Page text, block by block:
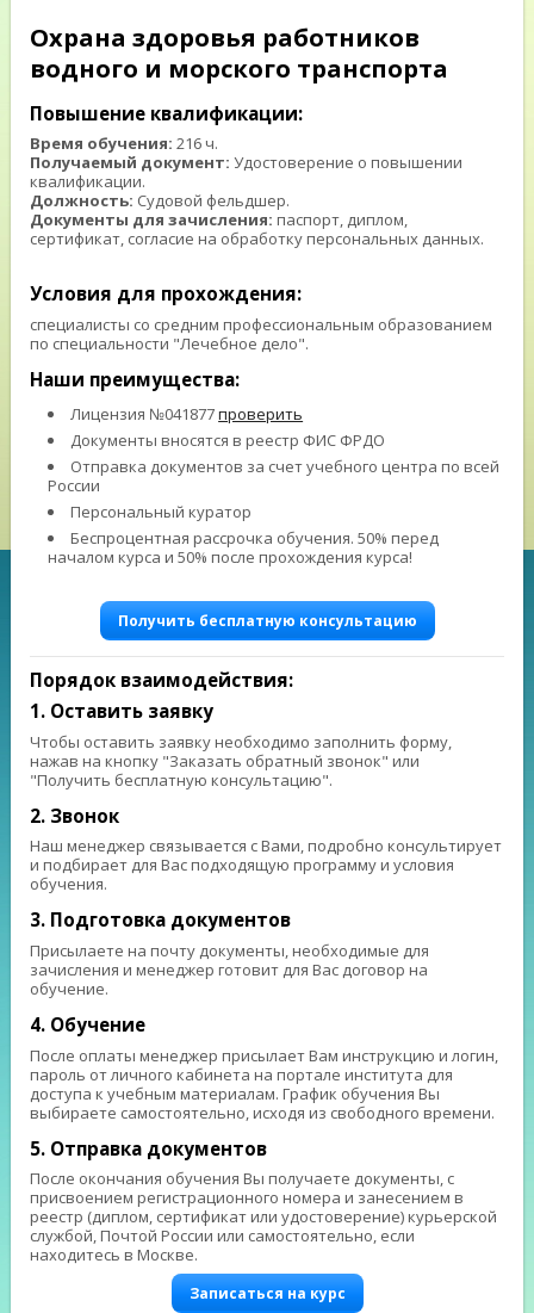
Охрана здоровья работников
водного и морского транспорта
Повышение квалификации:
Время обучения: 216 ч.
Получаемый документ: Удостоверение о повышении
квалификации.
Должность: Судовой фельдшер.
Документы для зачисления: паспорт, диплом,
сертификат, согласие на обработку персональных данных.
Условия для прохождения:
специалисты со средним профессиональным образованием
по специальности "Лечебное дело".
Наши преимущества:
Лицензия №041877проверить
Документы вносятся в реестр ФИС ФРДО
Отправка документов за счет учебного центра по всей
России
Персональный куратор
Беспроцентная рассрочка обучения. 50% перед
началом курса и 50% после прохождения курса!
Получить бесплатную консультацию
Порядок взаимодействия:
1. Оставить заявку
Чтобы оставить заявку необходимо заполнить форму,
нажав на кнопку "Заказать обратный звонок" или
"Получить бесплатную консультацию".
2. Звонок
Наш менеджер связывается с Вами, подробно консультирует
и подбирает для Вас подходящую программу и условия
обучения.
3. Подготовка документов
Присылаете на почту документы, необходимые для
зачисления и менеджер готовит для Вас договор на
обучение.
4. Обучение
После оплаты менеджер присылает Вам инструкцию и логин,
пароль от личного кабинета на портале института для
доступа к учебным материалам. График обучения Вы
выбираете самостоятельно, исходя из свободного времени.
5. Отправка документов
После окончания обучения Вы получаете документы, с
присвоением регистрационного номера и занесением в
реестр (диплом, сертификат или удостоверение) курьерской
службой, Почтой России или самостоятельно, если
находитесь в Москве.
Записаться на курс